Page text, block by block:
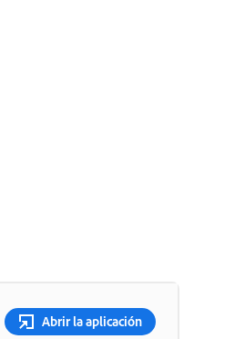
Abrir la aplicación